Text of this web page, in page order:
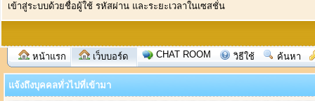
เข้าสู่ระบบด้วยชื่อผู้ใช้ รหัสผ่าน และระยะเวลาในเซสชั่น
หน้าแรก เว็บบอร์ด CHAT ROOM วิธีใช้ ค้นหา
แจ้งถึงบุคคลทั่วไปที่เข้ามา